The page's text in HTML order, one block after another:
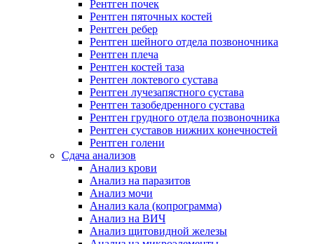
Рентген почек
Рентген пяточных костей
Рентген ребер
Рентген шейного отдела позвоночника
Рентген плеча
Рентген костей таза
Рентген локтевого сустава
Рентген лучезапястного сустава
Рентген тазобедренного сустава
Рентген грудного отдела позвоночника
Рентген суставов нижних конечностей
Рентген голени
Сдача анализов
Анализ крови
Анализ на паразитов
Анализ мочи
Анализ кала (копрограмма)
Анализ на ВИЧ
Анализ щитовидной железы